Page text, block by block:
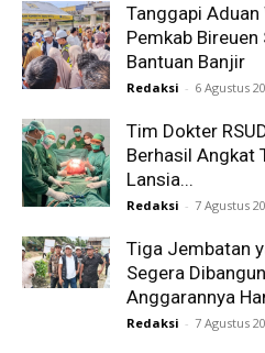
Tanggapi Aduan
Pemkab Bireuen
Bantuan Banjir
Redaksi - 6 Agustus
Tim Dokter
Berhasil Angkat
Lansia...
Redaksi - 7 Agustus
Tiga Jembatan
Segera
Anggarannya
Redaksi - 7 Agustus